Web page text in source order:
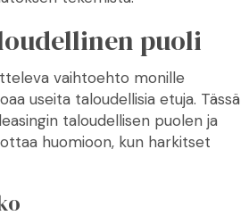
puoli
vaihtoehto monille
useita taloudellisia etuja. Tässä
taloudellisen puolen ja
huomioon, kun harkitset